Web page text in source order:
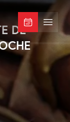
Menü
DE